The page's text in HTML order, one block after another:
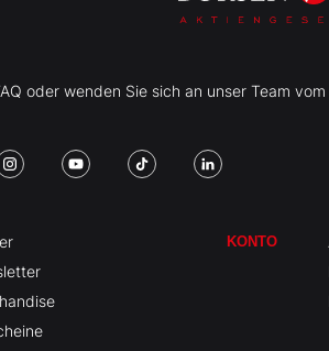
oder wenden Sie sich an unser Team
KONTO